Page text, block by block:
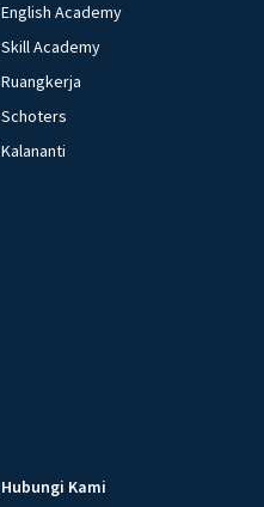
English Academy
Skill Academy
Ruangkerja
Schoters
Kalananti
Hubungi Kami